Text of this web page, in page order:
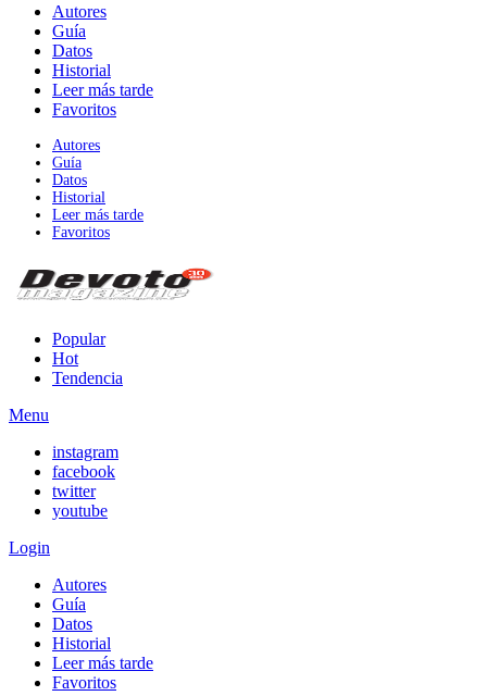
Autores
Guía
Datos
Historial
Leer más tarde
Favoritos
Autores
Guía
Datos
Historial
Leer más tarde
Favoritos
Popular
Hot
Tendencia
Menu
instagram
facebook
twitter
youtube
Login
Autores
Guía
Datos
Historial
Leer más tarde
Favoritos